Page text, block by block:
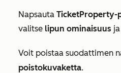
Napsauta TicketProperty-
valitse lipun ominaisuus
Voit poistaa suodattimen
poistokuvaketta.